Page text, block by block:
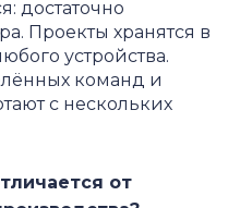
достаточно
Проекты хранятся в
устройства.
команд и
с нескольких
от